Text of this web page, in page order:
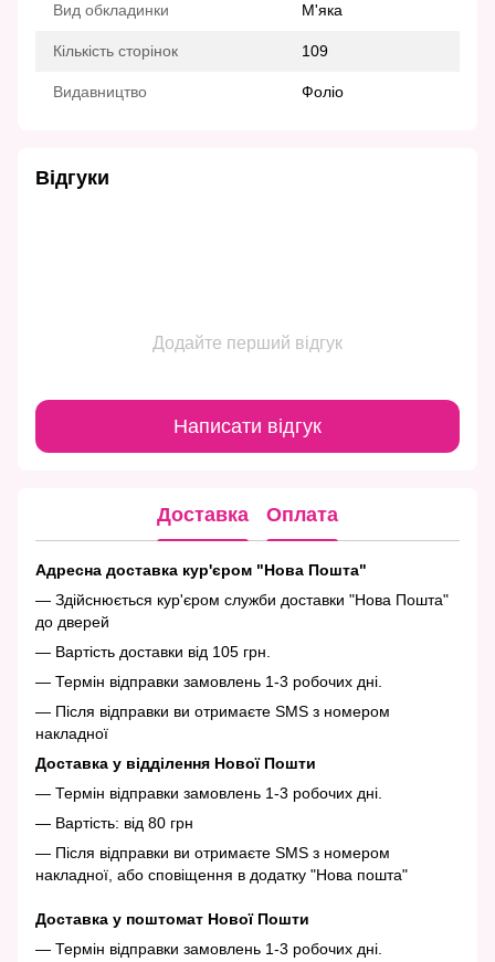
Вид обкладинки М'яка
Кількість сторінок 109
Видавництво Фоліо
Відгуки
Додайте перший відгук
Написати відгук
Доставка Оплата
Адресна доставка кур'єром "Нова Пошта"
— Здійснюється кур'єром служби доставки "Нова Пошта"
до дверей
— Вартість доставки від 105 грн.
— Термін відправки замовлень 1-3 робочих дні.
— Після відправки ви отримаєте SMS з номером
накладної
Доставка у відділення Нової Пошти
— Термін відправки замовлень 1-3 робочих дні.
— Вартість: від 80 грн
— Після відправки ви отримаєте SMS з номером
накладної, або сповіщення в додатку "Нова пошта"
Доставка у поштомат Нової Пошти
— Термін відправки замовлень 1-3 робочих дні.